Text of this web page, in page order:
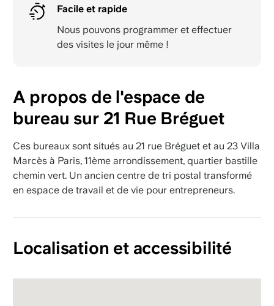
Facile et rapide
Nous pouvons programmer et effectuer
des visites le jour même !
A propos de l'espace de
bureau sur 21 Rue Bréguet
Ces bureaux sont situés au 21 rue Bréguet et au 23 Villa
Marcès à Paris, 11ème arrondissement, quartier bastille
chemin vert. Un ancien centre de tri postal transformé
en espace de travail et de vie pour entrepreneurs.
Localisation et accessibilité